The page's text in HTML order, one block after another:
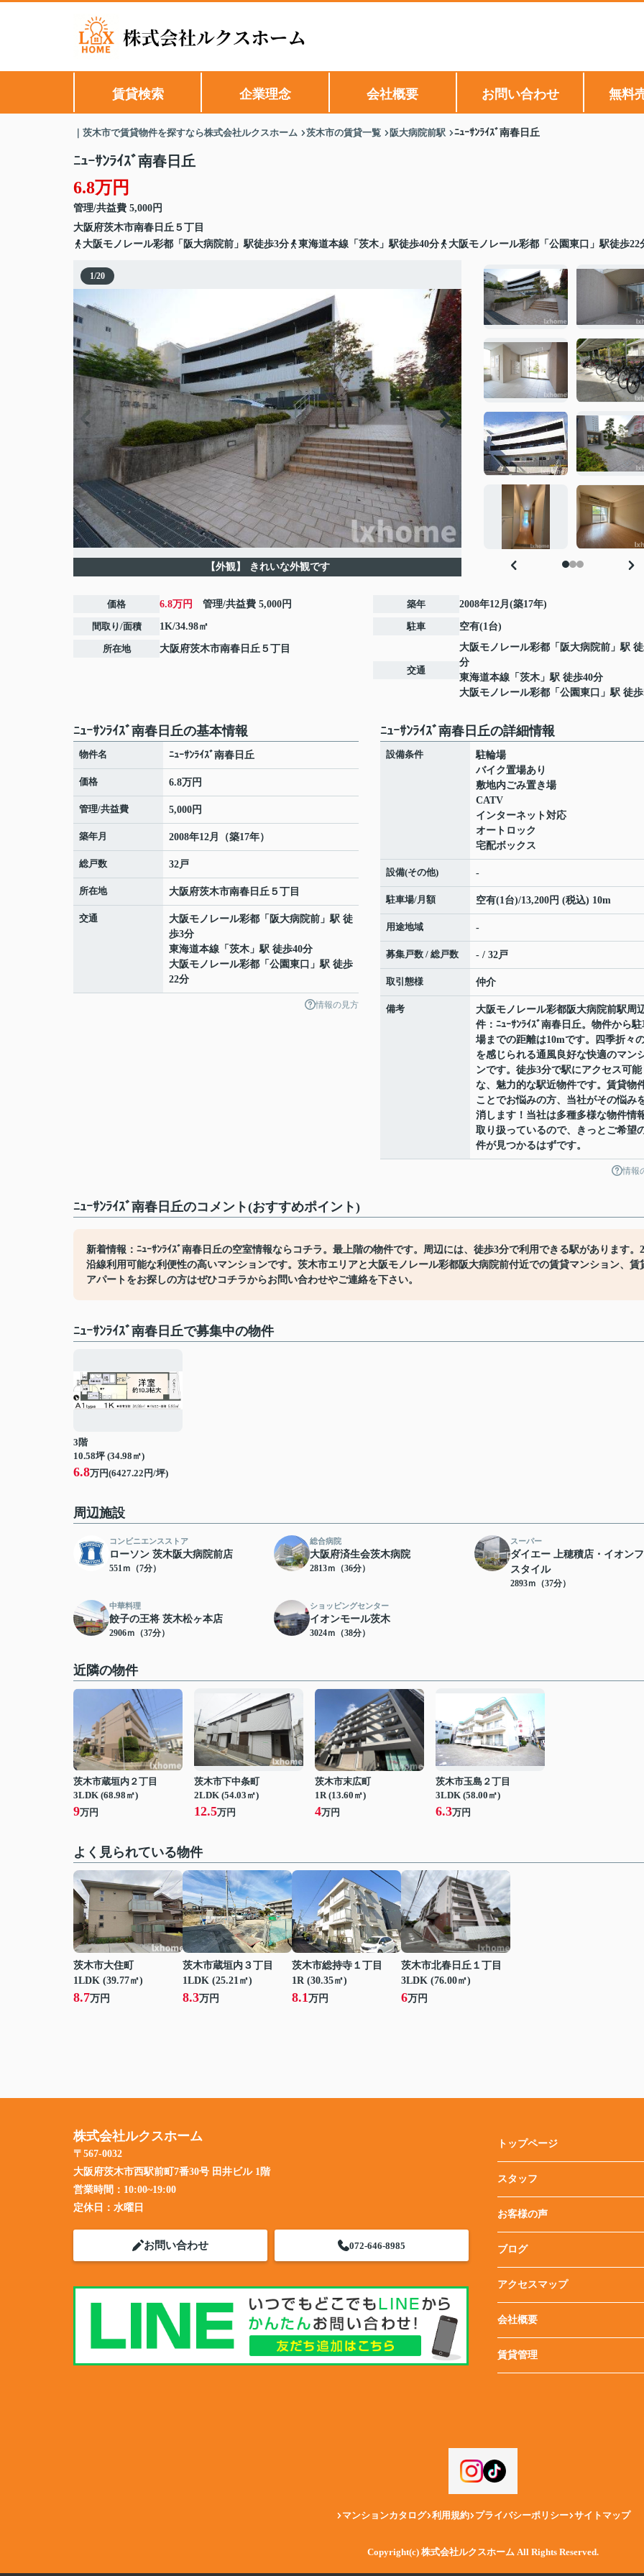
賃貸検索 企業理念 会社概要 お問い合わせ 無料
｜茨木市で賃貸物件を探すなら株式会社ルクスホーム 茨木市の賃貸一覧 阪大病院前駅 ﾆｭｰｻﾝﾗｲｽﾞ南春日丘
ﾆｭｰｻﾝﾗｲｽﾞ南春日丘
6.8万円
管理/共益費 5,000円
大阪府茨木市南春日丘 ５丁目
大阪モノレール彩都「阪大病院前」駅徒歩3分
東海道本線「茨木」駅徒歩40分 大阪モノレール彩都「公園東口」駅徒歩22
1/20
【外観】 きれいな外観です
価格 6.8万円 管理/共益費 5,000円
間取り/面積 1K/34.98㎡
所在地 大阪府茨木市南春日丘 ５丁目
築年 2008年12月(築17年)
駐車 空有(1台)
交通
大阪モノレール彩都 「 阪大病院前 」駅
分
東海道本線 「 茨木 」駅 徒歩40分
大阪モノレール彩都 「 公園東口 」駅 徒
ﾆｭｰｻﾝﾗｲｽﾞ南春日丘の基本情報
物件名 ﾆｭｰｻﾝﾗｲｽﾞ南春日丘
価格 6.8万円
管理/共益費 5,000円
築年月 2008年12月（築17年）
総戸数 32戸
所在地 大阪府茨木市南春日丘 ５丁目
交通 大阪モノレール彩都 「 阪大病院前 」駅 徒
歩3分
東海道本線 「 茨木 」駅 徒歩40分
大阪モノレール彩都 「 公園東口 」駅 徒歩
22分
情報の見方
ﾆｭｰｻﾝﾗｲｽﾞ南春日丘の詳細情報
設備条件
駐輪場
バイク置場あり
敷地内ごみ置き場
CATV
インターネット対応
オートロック
宅配ボックス
設備(その他) -
駐車場/月額 空有(1台)/13,200円 (税込) 10m
用途地域 -
募集戸数 / 総戸数 - / 32戸
取引態様 仲介
備考
大阪モノレール彩都阪大病院前駅周
件：ﾆｭｰｻﾝﾗｲｽﾞ南春日丘。物件から駐
場までの距離は10mです。四季折々
を感じられる通風良好な快適のマン
ンです。徒歩3分で駅にアクセス可能
な、魅力的な駅近物件です。賃貸物
ことでお悩みの方、当社がその悩み
消します！当社は多種多様な物件情
取り扱っているので、きっとご希望
件が見つかるはずです。
情報
ﾆｭｰｻﾝﾗｲｽﾞ南春日丘のコメント(おすすめポイント)
新着情報：ﾆｭｰｻﾝﾗｲｽﾞ南春日丘の空室情報ならコチラ。最上階の物件です。周辺には、徒歩3分で利用できる駅があります。2
沿線利用可能な利便性の高いマンションです。茨木市エリアと大阪モノレール彩都阪大病院前付近での賃貸マンション、賃
アパートをお探しの方はぜひコチラからお問い合わせやご連絡を下さい。
ﾆｭｰｻﾝﾗｲｽﾞ南春日丘で募集中の物件
3階
10.58坪 (34.98㎡)
6.8万円(6427.22円/坪)
周辺施設
コンビニエンスストア
ローソン 茨木阪大病院前店
551ｍ（7分）
総合病院
大阪府済生会茨木病院
2813ｍ（36分）
スーパー
ダイエー 上穂積店・イオン
スタイル
2893ｍ（37分）
中華料理
餃子の王将 茨木松ヶ本店
2906ｍ（37分）
ショッピングセンター
イオンモール茨木
3024ｍ（38分）
近隣の物件
茨木市蔵垣内２丁目
3LDK (68.98㎡)
9万円
茨木市下中条町
2LDK (54.03㎡)
12.5万円
茨木市末広町
1R (13.60㎡)
4万円
茨木市玉島２丁目
3LDK (58.00㎡)
6.3万円
よく見られている物件
茨木市大住町
1LDK (39.77㎡)
8.7万円
茨木市蔵垣内３丁目
1LDK (25.21㎡)
8.3万円
茨木市総持寺１丁目
1R (30.35㎡)
8.1万円
茨木市北春日丘１丁目
3LDK (76.00㎡)
6万円
株式会社ルクスホーム
〒567-0032
大阪府茨木市西駅前町7番30号 田井ビル 1階
営業時間： 10:00~19:00
定休日： 水曜日
お問い合わせ 072-646-8985
トップページ
スタッフ
お客様の声
ブログ
アクセスマップ
会社概要
賃貸管理
マンションカタログ 利用規約 プライバシーポリシー サイトマップ
Copyright(c) 株式会社ルクスホーム All Rights Reserved.